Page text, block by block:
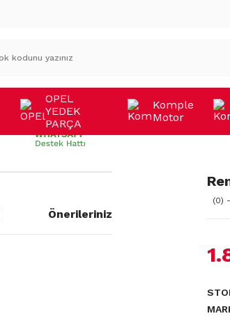
OPEL
YEDEK
PARÇA
Komple
Motor
Önerileriniz
(0)